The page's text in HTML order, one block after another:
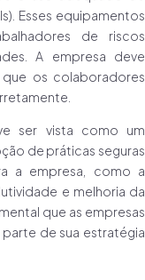
Esses equipamentos
de riscos
A empresa deve
os colaboradores
ser vista como um
de práticas seguras
a empresa, como a
e melhoria da
que as empresas
de sua estratégia